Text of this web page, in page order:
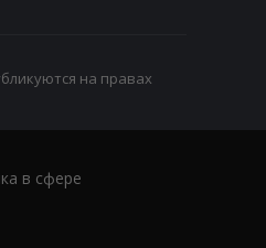
на правах
в сфере